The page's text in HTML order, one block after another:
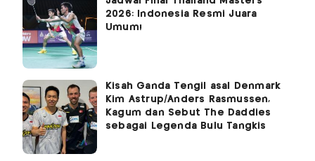
2026: Indonesia Resmi Juara
Umum!
Kisah Ganda Tengil asal Denmark
Kim Astrup/Anders Rasmussen,
Kagum dan Sebut The Daddies
sebagai Legenda Bulu Tangkis